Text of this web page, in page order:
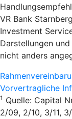
VR Bank
Investment
Darstellungen
nicht anders
Vorvertragliche
1 Quelle: Capital
2/09, 2/10, 3/11,